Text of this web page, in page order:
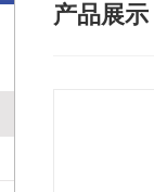
产品展示